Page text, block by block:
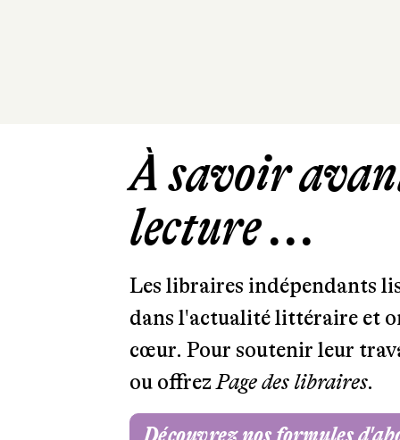
À savoir
lecture ...
Les libraires indépendants
dans l'actualité littéraire et
cœur. Pour soutenir leur
ou offrezPage des libraires.